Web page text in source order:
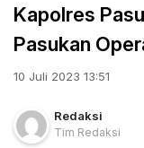
Kapolres
Pasukan
10 Juli 2023 13:51
Redaksi
Tim Redaksi